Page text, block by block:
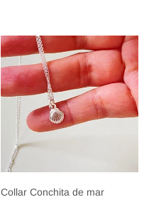
Collar Conchita de mar